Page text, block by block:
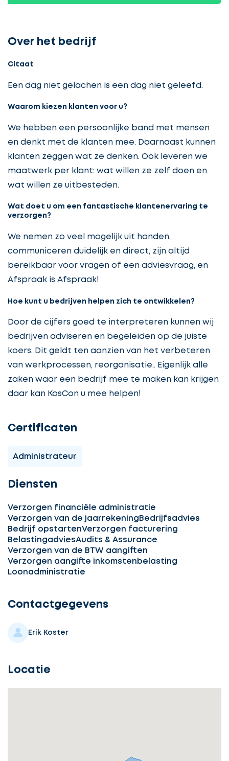
Over het bedrijf
Citaat
Een dag niet gelachen is een dag niet geleefd.
Waarom kiezen klanten voor u?
We hebben een persoonlijke band met mensen
en denkt met de klanten mee. Daarnaast kunnen
klanten zeggen wat ze denken. Ook leveren we
maatwerk per klant: wat willen ze zelf doen en
wat willen ze uitbesteden.
Wat doet u om een fantastische klantenervaring te
verzorgen?
We nemen zo veel mogelijk uit handen,
communiceren duidelijk en direct, zijn altijd
bereikbaar voor vragen of een adviesvraag, en
Afspraak is Afspraak!
Hoe kunt u bedrijven helpen zich te ontwikkelen?
Door de cijfers goed te interpreteren kunnen wij
bedrijven adviseren en begeleiden op de juiste
koers. Dit geldt ten aanzien van het verbeteren
van werkprocessen, reorganisatie.. Eigenlijk alle
zaken waar een bedrijf mee te maken kan krijgen
daar kan KosCon u mee helpen!
Certificaten
Administrateur
Diensten
Verzorgen financiële administratie
Verzorgen van de jaarrekening Bedrijfsadvies
Bedrijf opstartenVerzorgen facturering
BelastingadviesAudits & Assurance
Verzorgen van de BTW aangiften
Verzorgen aangifte inkomstenbelasting
Loonadministratie
Contactgegevens
Erik Koster
Locatie
Ontvang
3
Selecteer